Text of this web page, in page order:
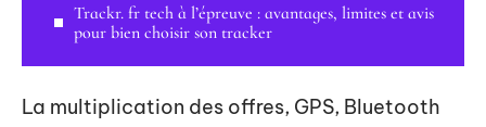
Trackr. fr tech à l’épreuve : avantages, limites et avis
pour bien choisir son tracker
La multiplication des offres, GPS, Bluetooth